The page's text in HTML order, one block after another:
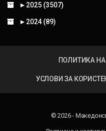
► 2025 (3507)
► 2024 (89)
ПОЛИТИКА
УСЛОВИ ЗА
© 2026 -